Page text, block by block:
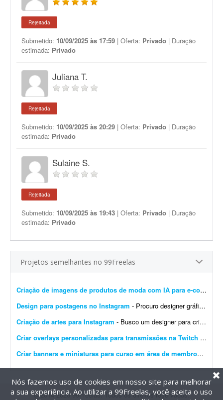
Rejeitada
Submetido: 10/09/2025 às 17:59 | Oferta: Privado | Duração
estimada: Privado
Juliana T.
Rejeitada
Submetido: 10/09/2025 às 20:29 | Oferta: Privado | Duração
estimada: Privado
Sulaine S.
Rejeitada
Submetido: 10/09/2025 às 19:43 | Oferta: Privado | Duração
estimada: Privado
Projetos semelhantes no 99Freelas
Criação de imagens de produtos de moda com IA para e-commerce
Design para postagens no Instagram - Procuro designer gráfico para me ajudar nas postagens do meu Instagram profissional. Algumas já foram feitas por mim, mas precisam ser melhoradas. Algumas pretendo manter como est&ati...
Criação de artes para Instagram - Busco um designer para criação de artes para o Instagram. O designer receberá um calendário editorial já pronto, com direcionamento de headlines, subheadlines e ...
Criar overlays personalizadas para transmissões na Twitch
Criar banners e miniaturas para curso em área de membros
-
@2014-2026 99Freelas. Todos os direitos reservados.
Nós fazemos uso de cookies em nosso site para melhorar
a sua experiência. Ao utilizar a 99Freelas, você aceita o uso